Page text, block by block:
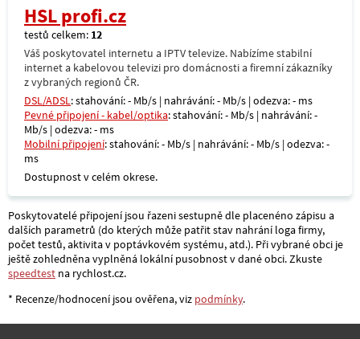
HSL profi.cz
testů celkem: 12
Váš poskytovatel internetu a IPTV televize. Nabízíme stabilní
internet a kabelovou televizi pro domácnosti a firemní zákazníky
z vybraných regionů ČR.
DSL/ADSL: stahování: - Mb/s | nahrávání: - Mb/s | odezva: - ms
Pevné připojení - kabel/optika: stahování: - Mb/s | nahrávání: -
Mb/s | odezva: - ms
Mobilní připojení: stahování: - Mb/s | nahrávání: - Mb/s | odezva: -
ms
Dostupnost v celém okrese.
Poskytovatelé připojení jsou řazeni sestupně dle placenéno zápisu a
dalších parametrů (do kterých může patřit stav nahrání loga firmy,
počet testů, aktivita v poptávkovém systému, atd.). Při vybrané obci je
ještě zohledněna vyplněná lokální pusobnost v dané obci. Zkuste
speedtest na rychlost.cz.
* Recenze/hodnocení jsou ověřena, viz podmínky.